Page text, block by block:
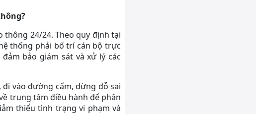
thông 24/24. Theo quy định tại
thống phải bố trí cán bộ trực
bảo giám sát và xử lý các
vào đường cấm, dừng đỗ sai
trung tâm điều hành để phân
thiểu tình trạng vi phạm và